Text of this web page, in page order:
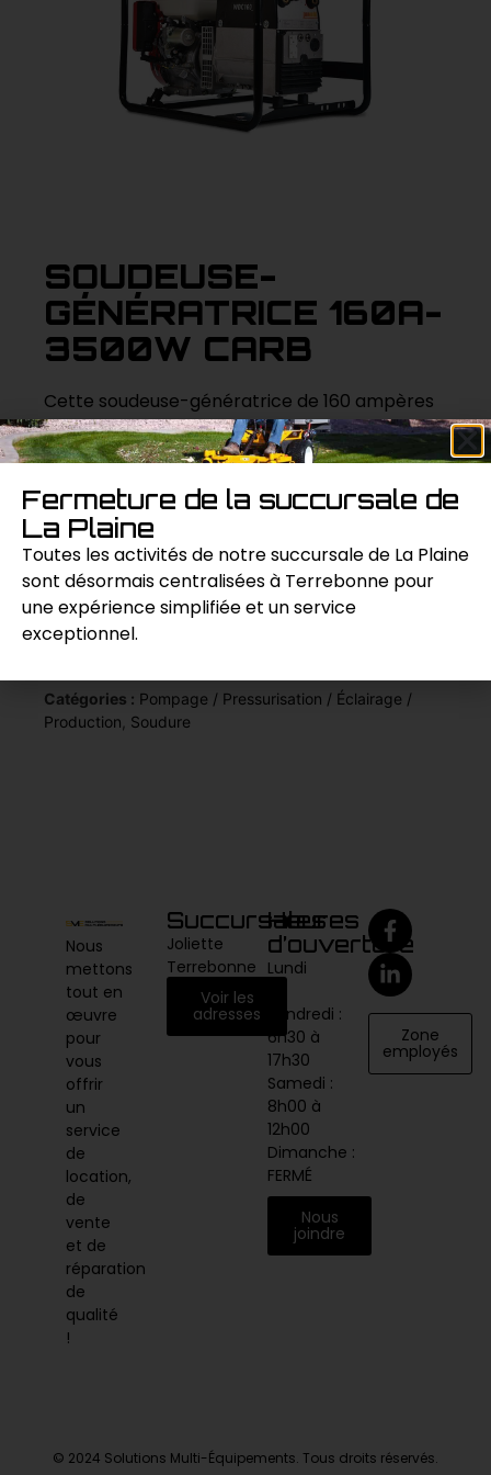
SOUDEUSE-
GÉNÉRATRICE 160A-
3500W CARB
Cette soudeuse-génératrice de 160 ampères
et 3500 watts à carburant offre une solution
tout-en-un pour les travaux de soudure sur
combine la puissance de soudure et la
génération d’électricité, assurant des
performances fiables et constantes.
Demande de prix
Catégories : Pompage / Pressurisation / Éclairage /
Production Soudure
Nous
mettons
tout en
œuvre
pour
vous
offrir
un
service
de
location,
de
vente
et de
réparation
de
qualité
!
Succursales
Joliette
Terrebonne
Voir les
adresses
Heures
d’ouverture
Lundi
vendredi :
6h30 à
17h30
Samedi :
8h00 à
12h00
Dimanche :
FERMÉ
Nous
joindre
Zone
employés
© 2024 Solutions Multi-Équipements. Tous droits réservés.
Fermeture de la succursale de
La Plaine
Toutes les activités de notre succursale de La Plaine
sont désormais centralisées à Terrebonne pour
une expérience simplifiée et un service
exceptionnel.